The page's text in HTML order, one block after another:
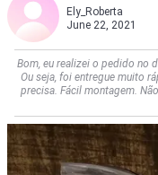
Ely_Roberta
June 22, 2021
Bom, eu realizei o pedido
Ou seja, foi entregue muito
precisa. Fácil montagem.